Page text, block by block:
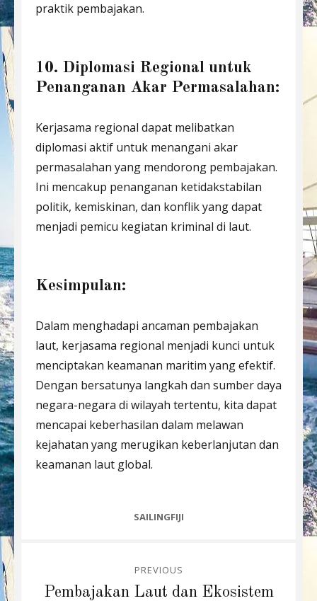
praktik pembajakan.
10. Diplomasi Regional untuk
Penanganan Akar Permasalahan:
Kerjasama regional dapat melibatkan
diplomasi aktif untuk menangani akar
permasalahan yang mendorong pembajakan.
Ini mencakup penanganan ketidakstabilan
politik, kemiskinan, dan konflik yang dapat
menjadi pemicu kegiatan kriminal di laut.
Kesimpulan:
Dalam menghadapi ancaman pembajakan
laut, kerjasama regional menjadi kunci untuk
menciptakan keamanan maritim yang efektif.
Dengan bersatunya langkah dan sumber daya
negara-negara di wilayah tertentu, kita dapat
mencapai keberhasilan dalam melawan
kejahatan yang merugikan keberlanjutan dan
keamanan laut global.
CATEGORIES
SAILINGFIJI
navigation
PREVIOUS
Previous
Pembajakan Laut dan Ekosistem